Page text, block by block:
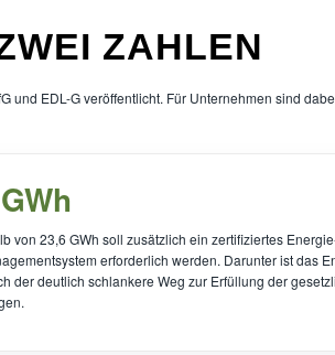
ZAHLEN
und EDL-G veröffentlicht. Für Unternehmen sind
von 23,6 GWh soll zusätzlich ein zertifiziertes
erforderlich werden. Darunter ist das
der deutlich schlankere Weg zur Erfüllung der